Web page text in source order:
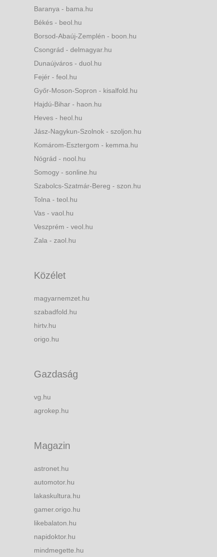
Baranya - bama.hu
Békés - beol.hu
Borsod-Abaúj-Zemplén - boon.hu
Csongrád - delmagyar.hu
Dunaújváros - duol.hu
Fejér - feol.hu
Győr-Moson-Sopron - kisalfold.hu
Hajdú-Bihar - haon.hu
Heves - heol.hu
Jász-Nagykun-Szolnok - szoljon.hu
Komárom-Esztergom - kemma.hu
Nógrád - nool.hu
Somogy - sonline.hu
Szabolcs-Szatmár-Bereg - szon.hu
Tolna - teol.hu
Vas - vaol.hu
Veszprém - veol.hu
Zala - zaol.hu
Közélet
magyarnemzet.hu
szabadfold.hu
hirtv.hu
origo.hu
Gazdaság
vg.hu
agrokep.hu
Magazin
astronet.hu
automotor.hu
lakaskultura.hu
gamer.origo.hu
likebalaton.hu
napidoktor.hu
mindmegette.hu